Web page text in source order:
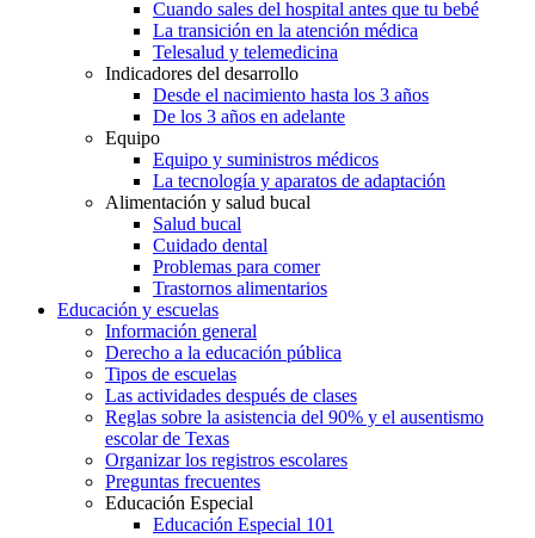
Cuando sales del hospital antes que tu bebé
La transición en la atención médica
Telesalud y telemedicina
Indicadores del desarrollo
Desde el nacimiento hasta los 3 años
De los 3 años en adelante
Equipo
Equipo y suministros médicos
La tecnología y aparatos de adaptación
Alimentación y salud bucal
Salud bucal
Cuidado dental
Problemas para comer
Trastornos alimentarios
Educación y escuelas
Información general
Derecho a la educación pública
Tipos de escuelas
Las actividades después de clases
Reglas sobre la asistencia del 90% y el ausentismo
escolar de Texas
Organizar los registros escolares
Preguntas frecuentes
Educación Especial
Educación Especial 101